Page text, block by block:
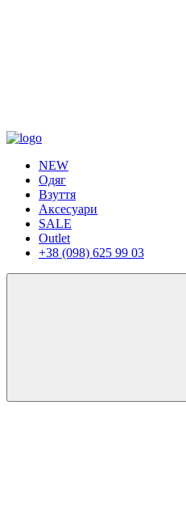
NEW
Одяг
Взуття
Аксесуари
SALE
Outlet
+38 (098) 625 99 03